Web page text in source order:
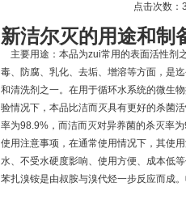
点击次数：
新洁尔灭的用途和制
主要用途：本品为zui常用的表面活性剂
毒、防腐、乳化、去垢、增溶等方面，是
和清洗剂之一。在用于循环水系统的微生
验情况下，本品比洁而灭具有更好的杀菌
率为98.9%，而洁而灭对异养菌的杀灭率
使用注意事项，在通常使用情况下，其使
水、不受水硬度影响、使用方便、成本低
苯扎溴铵是由叔胺与溴代烃一步反应而成